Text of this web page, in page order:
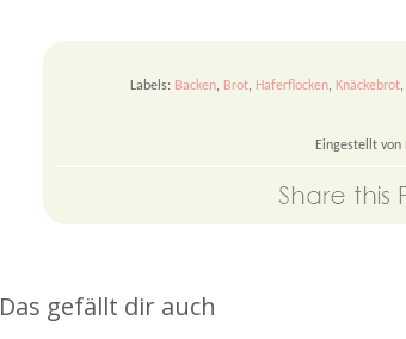
Labels: Backen, Brot, Haferflocken, Knäckebrot,
Eingestellt von
Das gefällt dir auch